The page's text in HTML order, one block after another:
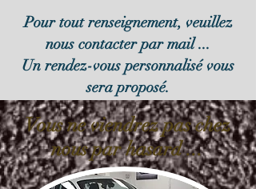
Pour tout renseignement, veuillez
nous contacter par mail ...
Un rendez-vous personnalisé vous
sera proposé.
Vous ne viendrez pas chez
nous par hasard ...